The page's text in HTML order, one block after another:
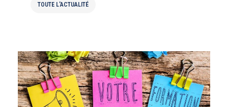
TOUTE L'ACTUALITÉ